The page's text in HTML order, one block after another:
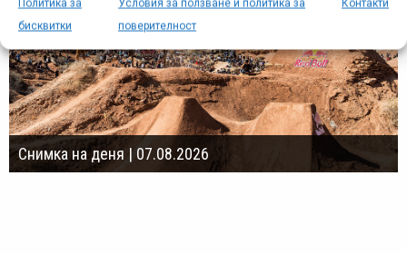
Политика за
бисквитки
Условия за ползване и политика за
поверителност
Контакти
Снимка на деня | 07.08.2026